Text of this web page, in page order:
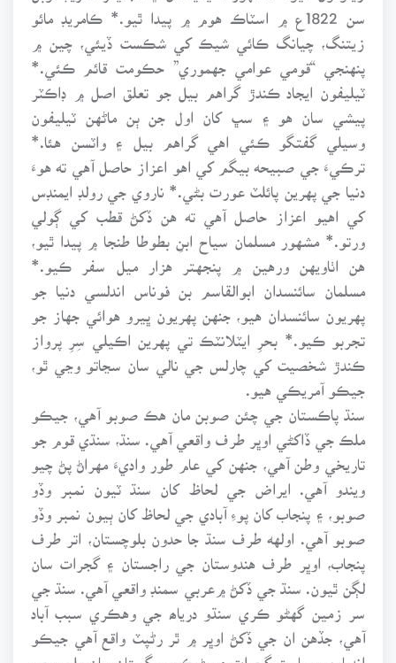
سن 1822ع ۾ اسٽاڪ هوم ۾ پيدا ٿيو.* ڪامريڊ مائو
زيتنگ، چيانگ ڪائي شيڪ کي شڪست ڏيئي، چين ۾
پنهنجي “قومي عوامي جهموري” حڪومت قائم ڪئي.*
ٽيليفون ايجاد ڪندڙ گراهم بيل جو تعلق اصل ۾ ڊاڪٽر
پيشي سان هو ۽ سڀ کان اول جن ٻن ماڻهن ٽيليفون
وسيلي گفتگو ڪئي اهي گراهم بيل ۽ واٽسن هئا.*
ترڪيءَ جي صبيحه بيگم کي اهو اعزاز حاصل آهي ته هوءَ
دنيا جي پهرين پائلٽ عورت بڻي.* ناروي جي رولڊ ايمنڊس
کي اهيو اعزاز حاصل آهي ته هن ڏکڻ قطب کي ڳولي
ورتو.* مشهور مسلمان سياح ابنِ بطوطا طنجا ۾ پيدا ٿيو،
هن اٺاويهن ورهين ۾ پنجهتر هزار ميل سفر ڪيو.*
مسلمان سائنسدان ابوالقاسم بن فوناس اندلسي دنيا جو
پهريون سائنسدان هيو، جنهن پهريون ڀيرو هوائي جهاز جو
تجربو ڪيو.* بحرِ ايٽلانٽڪ تي پهرين اڪيلي سِرِ پرواز
ڪندڙ شخصيت کي چارلس جي نالي سان سڃاتو وڃي ٿو،
جيڪو آمريڪي هيو.
سنڌ پاڪستان جي چئن صوبن مان هڪ صوبو آهي، جيڪو
ملڪ جي ڏاکڻي اوڀر طرف واقعي آهي. سنڌ، سنڌي قوم جو
تاريخي وطن آهي، جنهن کي عام طور واديءَ مهراڻ پڻ چيو
ويندو آهي. ايراض جي لحاظ کان سنڌ ٽيون نمبر وڏو
صوبو، ۽ پنجاب کان پوءِ آبادي جي لحاظ کان ٻيون نمبر وڏو
صوبو آهي. اولهه طرف سنڌ جا حدون بلوچستان، اتر طرف
پنجاب، اوڀر طرف هندوستان جي راجستان ۽ گجرات سان
لڳن ٿيون. سنڌ جي ڏکڻ ۾عربي سمنڊ واقعي آهي. سنڌ جي
سر زمين گهڻو ڪري سنڌو درياھ جي وهڪري سبب آباد
آهي، جڏهن ان جي ڏکڻ اوڀر ۾ ٿر رڻپٽ واقع آهي جيڪو
انڊيا جي رياست گجرات ۽ رڻ ڪڇ ريگستان سان ملي وڃي